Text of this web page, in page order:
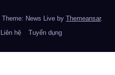
Theme: News Live by Themeansar.
Liên hệ Tuyển dụng